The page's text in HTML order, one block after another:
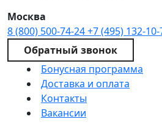
Москва
8 (800) 500-74-24+7 (495) 132-
Обратный звонок
Бонусная программа
Доставка и оплата
Контакты
Вакансии